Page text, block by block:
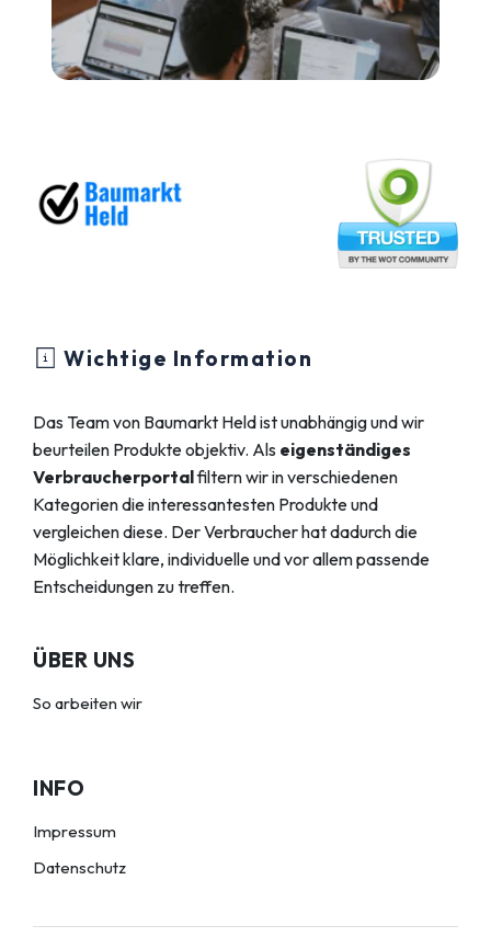
Wichtige Information
Das Team von Baumarkt Held ist unabhängig und wir
beurteilen Produkte objektiv. Als eigenständiges
Verbraucherportalfiltern wir in verschiedenen
Kategorien die interessantesten Produkte und
vergleichen diese. Der Verbraucher hat dadurch die
Möglichkeit klare, individuelle und vor allem passende
Entscheidungen zu treffen.
ÜBER UNS
So arbeiten wir
INFO
Impressum
Datenschutz